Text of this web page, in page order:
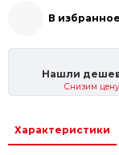
В избранное
Нашли
Снизим цену
Характеристики